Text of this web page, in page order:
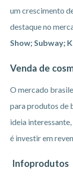
um crescimento
destaque no
Show; Subway;
Venda de
O mercado
para produtos de
ideia
é investir em
Infoprodutos